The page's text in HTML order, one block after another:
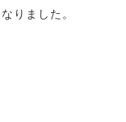
りました。